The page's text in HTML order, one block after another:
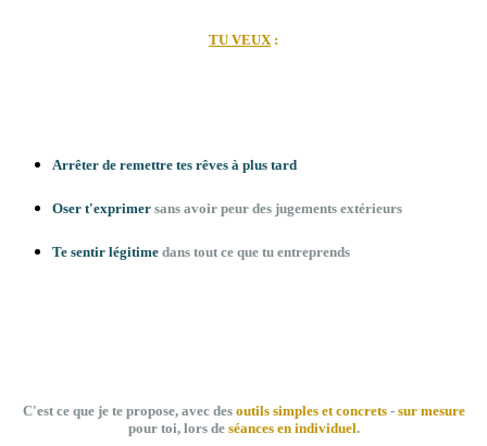
TU VEUX:
Arrêter de remettre tes rêves à plus tard
Oser t'exprimer sans avoir peur des jugements extérieurs
Te sentir légitime dans tout ce que tu entreprends
C'est ce que je te propose, avec des outils simples et concrets- sur mesure
pour toi, lors de séances en individuel.